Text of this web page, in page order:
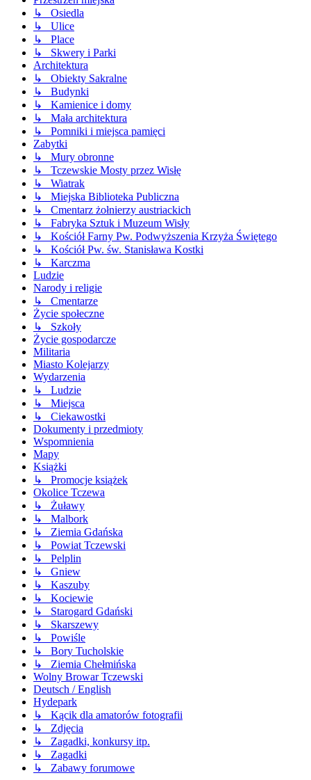
↳ Osiedla
↳ Ulice
↳ Place
↳ Skwery i Parki
Architektura
↳ Obiekty Sakralne
↳ Budynki
↳ Kamienice i domy
↳ Mała architektura
↳ Pomniki i miejsca pamięci
Zabytki
↳ Mury obronne
↳ Tczewskie Mosty przez Wisłę
↳ Wiatrak
↳ Miejska Biblioteka Publiczna
↳ Cmentarz żołnierzy austriackich
↳ Fabryka Sztuk i Muzeum Wisły
↳ Kościół Farny Pw. Podwyższenia Krzyża Świętego
↳ Kościół Pw. św. Stanisława Kostki
↳ Karczma
Ludzie
Narody i religie
↳ Cmentarze
Życie społeczne
↳ Szkoły
Życie gospodarcze
Militaria
Miasto Kolejarzy
Wydarzenia
↳ Ludzie
↳ Miejsca
↳ Ciekawostki
Dokumenty i przedmioty
Wspomnienia
Mapy
Książki
↳ Promocje książek
Okolice Tczewa
↳ Żuławy
↳ Malbork
↳ Ziemia Gdańska
↳ Powiat Tczewski
↳ Pelplin
↳ Gniew
↳ Kaszuby
↳ Kociewie
↳ Starogard Gdański
↳ Skarszewy
↳ Powiśle
↳ Bory Tucholskie
↳ Ziemia Chełmińska
Wolny Browar Tczewski
Deutsch / English
Hydepark
↳ Kącik dla amatorów fotografii
↳ Zdjęcia
↳ Zagadki, konkursy itp.
↳ Zagadki
↳ Zabawy forumowe